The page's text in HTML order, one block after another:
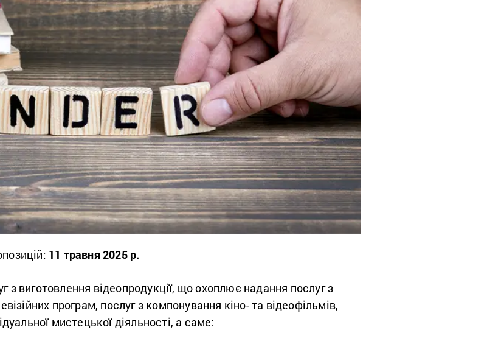
11 травня 2025 р.
з виготовлення відеопродукції, що охоплює надання послуг з
програм, послуг з компонування кіно- та відеофільмів,
мистецької діяльності, а саме: